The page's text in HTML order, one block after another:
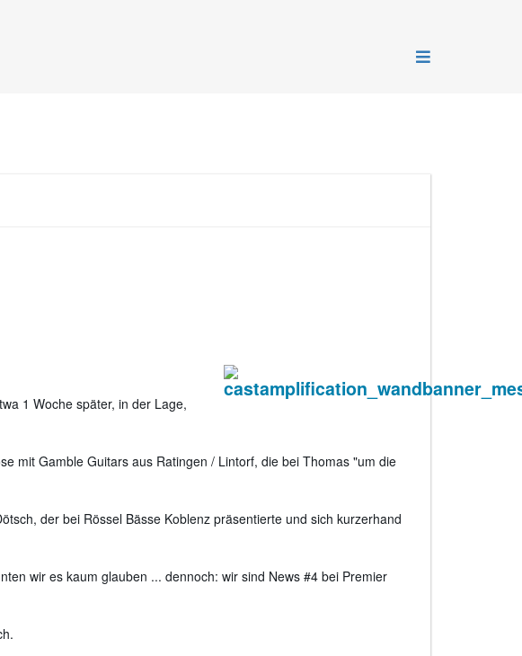
1 Woche später, in der Lage,
mit Gamble Guitars aus Ratingen / Lintorf, die bei Thomas "um die
der bei Rössel Bässe Koblenz präsentierte und sich kurzerhand
wir es kaum glauben ... dennoch: wir sind News #4 bei Premier